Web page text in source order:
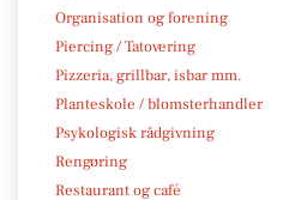
Organisation og forening
Piercing / Tatovering
Pizzeria, grillbar, isbar mm.
Planteskole / blomsterhandler
Psykologisk rådgivning
Rengøring
Restaurant og café